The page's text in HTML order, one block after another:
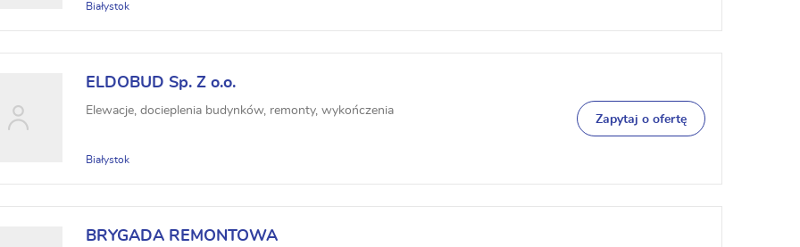
Białystok
ELDOBUD Sp. Z o.o.
Elewacje, docieplenia budynków, remonty, wykończenia
Białystok
Zapytaj o ofertę
BRYGADA REMONTOWA